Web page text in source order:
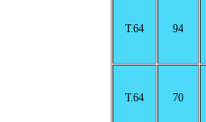
T.64 94
T.64 70